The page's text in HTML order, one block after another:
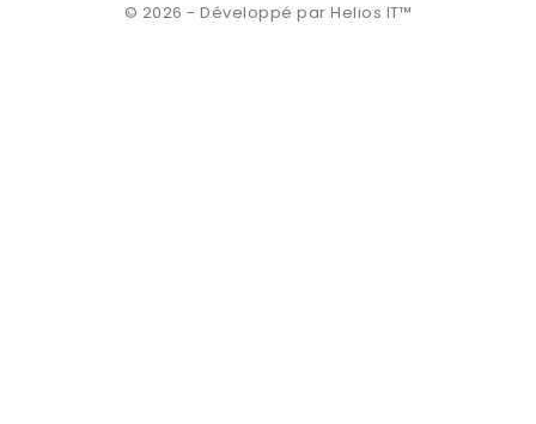
© 2026 - Développé par Helios IT™